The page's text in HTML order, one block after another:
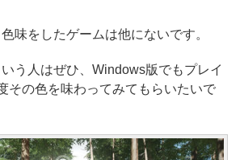
味をしたゲームは他にないです。
う人はぜひ、Windows版でもプレイ
その色を味わってみてもらいたいで